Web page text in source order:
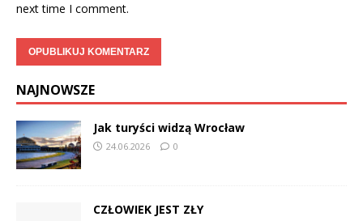
next time I comment.
NAJNOWSZE
Jak turyści widzą Wrocław
24.06.2026 0
CZŁOWIEK JEST ZŁY